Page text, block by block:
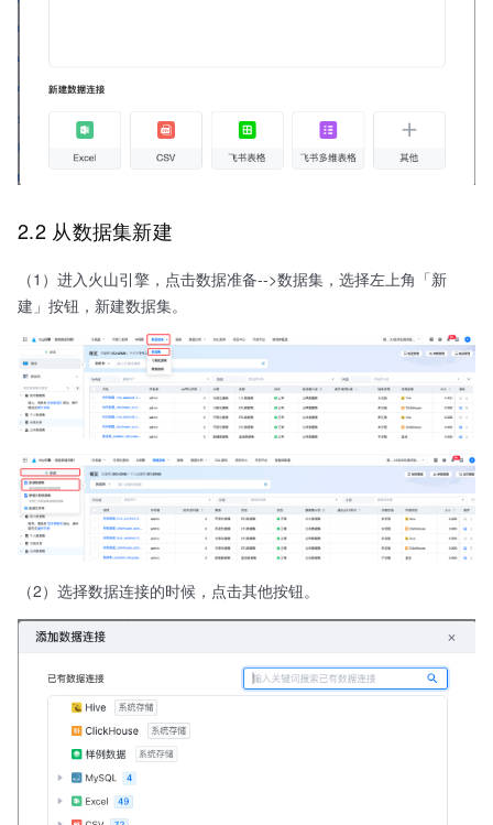
2.2 从数据集新建
（1）进入火山引擎，点击数据准备-->数据集，选择左上角「新
建」按钮，新建数据集。
（2）选择数据连接的时候，点击其他按钮。